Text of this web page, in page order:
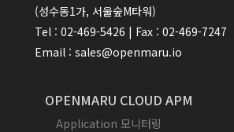
(성수동1가, 서울숲M타워)
Tel : 02-469-5426 | Fax : 02-469-7247
Email : sales@openmaru.io
OPENMARU CLOUD APM
Application 모니터링